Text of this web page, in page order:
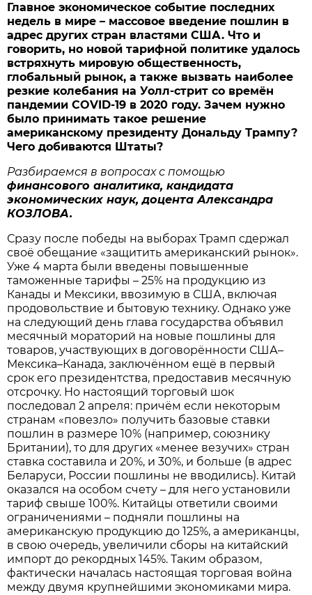
Главное экономическое событие последних
недель в мире – массовое введение пошлин в
адрес других стран властями США. Что и
говорить, но новой тарифной политике удалось
встряхнуть мировую общественность,
глобальный рынок, а также вызвать наиболее
резкие колебания на Уолл-стрит со времён
пандемии COVID-19 в 2020 году. Зачем нужно
было принимать такое решение
американскому президенту Дональду Трампу?
Чего добиваются Штаты?
Разбираемся в вопросах с помощью
финансового аналитика, кандидата
экономических наук, доцента Александра
КОЗЛОВА.
Сразу после победы на выборах Трамп сдержал
своё обещание «защитить американский рынок».
Уже 4 марта были введены повышенные
таможенные тарифы – 25% на продукцию из
Канады и Мексики, ввозимую в США, включая
продовольствие и бытовую технику. Однако уже
на следующий день глава государства объявил
месячный мораторий на новые пошлины для
товаров, участвующих в договорённости США–
Мексика–Канада, заключённом ещё в первый
срок его президентства, предоставив месячную
отсрочку. Но настоящий торговый шок
последовал 2 апреля: причём если некоторым
странам «повезло» получить базовые ставки
пошлин в размере 10% (например, союзнику
Британии), то для других «менее везучих» стран
ставка составила и 20%, и 30%, и больше (в адрес
Беларуси, России пошлины не вводились). Китай
оказался на особом счету – для него установили
тариф свыше 100%. Китайцы ответили своими
ограничениями – подняли пошлины на
американскую продукцию до 125%, а американцы,
в свою очередь, увеличили сборы на китайский
импорт до рекордных 145%. Таким образом,
фактически началась настоящая торговая война
между двумя крупнейшими экономиками мира.